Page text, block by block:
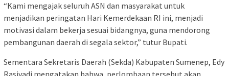
“Kami mengajak seluruh ASN dan masyarakat untuk
menjadikan peringatan Hari Kemerdekaan RI ini, menjadi
motivasi dalam bekerja sesuai bidangnya, guna mendorong
pembangunan daerah di segala sektor,” tutur Bupati.
Sementara Sekretaris Daerah (Sekda) Kabupaten Sumenep, Edy